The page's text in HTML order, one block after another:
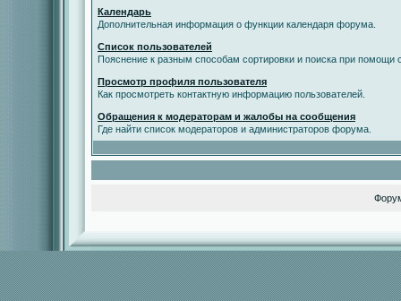
Календарь
Дополнительная информация о функции календаря форума.
Список пользователей
Пояснение к разным способам сортировки и поиска при помощи
Просмотр профиля пользователя
Как просмотреть контактную информацию пользователей.
Обращения к модераторам и жалобы на сообщения
Где найти список модераторов и администраторов форума.